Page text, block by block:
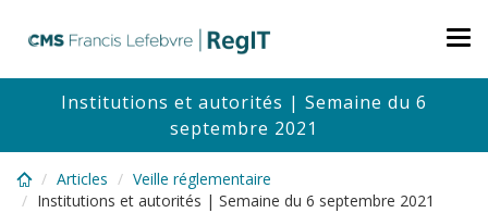
content
Institutions et autorités | Semaine du 6
septembre 2021
Articles
Veille réglementaire
Institutions et autorités | Semaine du 6 septembre 2021